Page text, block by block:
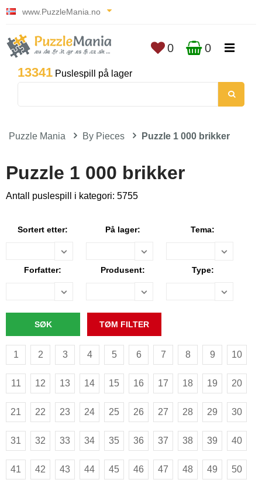
www.PuzzleMania.no
13341 Puslespill på lager
0 0
Puzzle Mania By Pieces Puzzle 1 000 brikker
Puzzle 1 000 brikker
Antall puslespill i kategori: 5755
Sortert etter: På lager: Tema:
Forfatter: Produsent: Type:
1 2 3 4 5 6 7 8 9 10
11 12 13 14 15 16 17 18 19 20
21 22 23 24 25 26 27 28 29 30
31 32 33 34 35 36 37 38 39 40
41 42 43 44 45 46 47 48 49 50